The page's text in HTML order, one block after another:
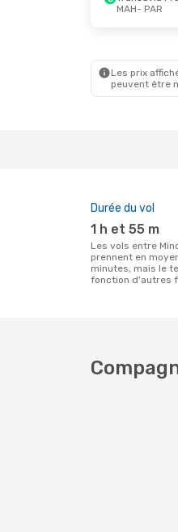
- Lun. 5 Oct.
MAH- PAR
Les prix
peuvent être
Durée du vol
1 h et 55 m
Les vols entre Minorque et Paris
prennent en
minutes, mais le
fonction d'autres